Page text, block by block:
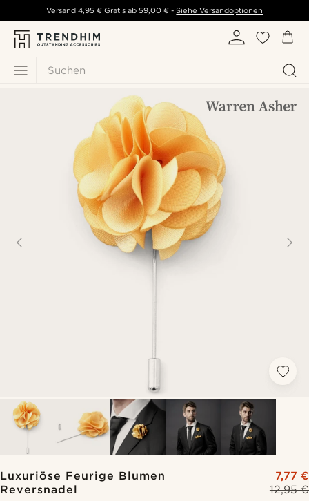
Suchen
Versand 4,95 € Gratis ab59,00 € - Siehe Versandoptionen
Luxuriöse Feurige Blumen
Reversnadel
12,95 €
7,77 €